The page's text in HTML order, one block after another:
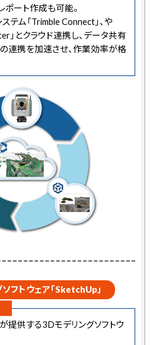
ポート作成も可能。
テム「Trimble Connect」、や
」とクラウド連携し、データ共有
連携を加速させ、作業効率が格
フトウェア「SketchUp」
提供する3Dモデリングソフトウ